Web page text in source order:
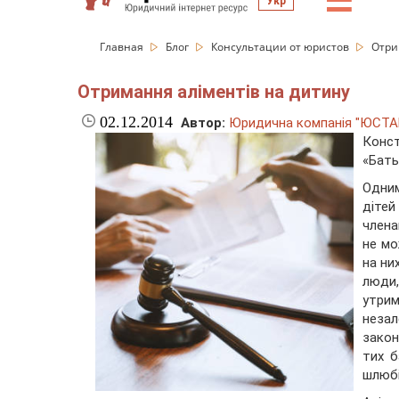
Главная Блог Консультации от юристов
Отримання аліментів на дитину
02.12.2014 Автор: Юридична компанія
не
на
люди,
тих